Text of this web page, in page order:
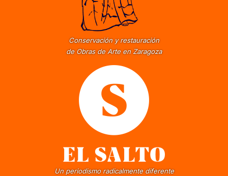
Conservación y restauración
de Obras de Arte en Zaragoza
Un periodismo radicalmente diferente